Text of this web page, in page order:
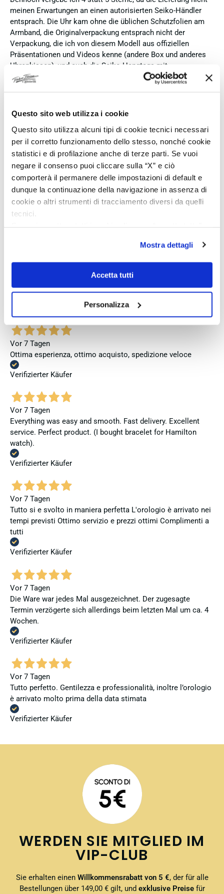
Questo sito web utilizza i cookie
Questo sito utilizza alcuni tipi di cookie tecnici necessari
per il corretto funzionamento dello stesso, nonché cookie
statistici e di profilazione anche di terze parti. Se vuoi
negare il consenso puoi cliccare sulla “X” e ciò
comporterà il permanere delle impostazioni di default e
dunque la continuazione della navigazione in assenza di
cookie o altri strumenti di tracciamento diversi da quelli
tecnici.
Se vuoi saperne di più consulta laprivacy policye la
Mostra dettagli
Accetta tutti
Personalizza
meinen Erwartungen an einen autorisierten Seiko-Händler
entsprach. Die Uhr kam ohne die üblichen Schutzfolien am
Armband, die Originalverpackung entsprach nicht der
Verpackung, die ich von diesem Modell aus offiziellen
Präsentationen und Videos kenne (andere Box und anderes
Uhrenkissen), und auch die Seiko-Hangtags mit
Modellinformationen fehlten. Die Uhr selbst ist in neuem
erwartet, dass sie mit der vollständigen Originalpräsentation
des guten Preises und der seriösen Abwicklung, hoffe
jedoch, dass bei zukünftigen Bestellungen mehr Wert auf
eine vollständige und originale Präsentation gelegt wird.
Verifizierter Käufer
Vor 4 Tagen
Venditore eccellente
Vor 7 Tagen
Ottima esperienza, ottimo acquisto, spedizione veloce
Verifizierter Käufer
Vor 7 Tagen
Everything was easy and smooth. Fast delivery. Excellent
service. Perfect product. (I bought bracelet for Hamilton
watch).
Verifizierter Käufer
Vor 7 Tagen
Tutto si e svolto in maniera perfetta L'orologio è arrivato nei
tempi previsti Ottimo servizio e prezzi ottimi Complimenti a
tutti
Verifizierter Käufer
Vor 7 Tagen
Die Ware war jedes Mal ausgezeichnet. Der zugesagte
Termin verzögerte sich allerdings beim letzten Mal um ca. 4
Wochen.
Verifizierter Käufer
Vor 7 Tagen
Tutto perfetto. Gentilezza e professionalità, inoltre l’orologio
è arrivato molto prima della data stimata
Verifizierter Käufer
WERDEN SIE MITGLIED IM
VIP-CLUB
Sie erhalten einenWillkommensrabatt von 5 €, der für alle
Bestellungen über 149,00 € gilt, und exklusive Preisefür